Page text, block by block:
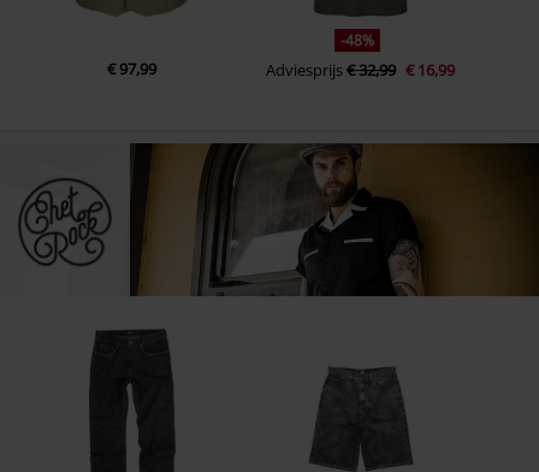
€ 97,99
-48%
Adviesprijs€ 32,99 € 16,99